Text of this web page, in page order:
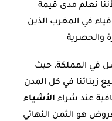
نعلم مدى قيمة
في المغرب الذين
في المملكة، حيث
زبنائنا في كل المدن
عند شراء الأشياء
هو الثمن النهائي